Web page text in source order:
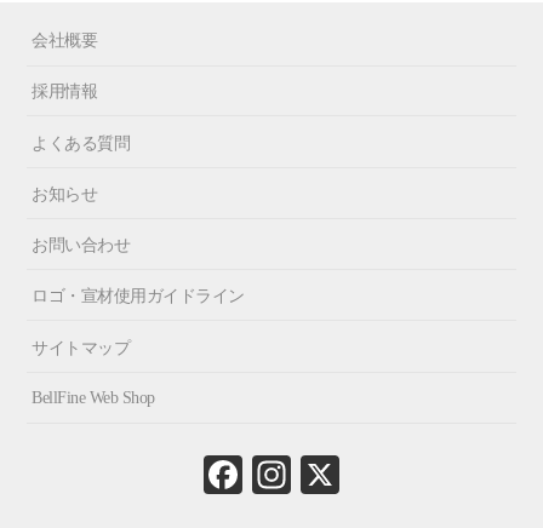
会社概要
採用情報
よくある質問
お知らせ
お問い合わせ
ロゴ・宣材使用ガイドライン
サイトマップ
BellFine Web Shop
Fa
ce
In
st